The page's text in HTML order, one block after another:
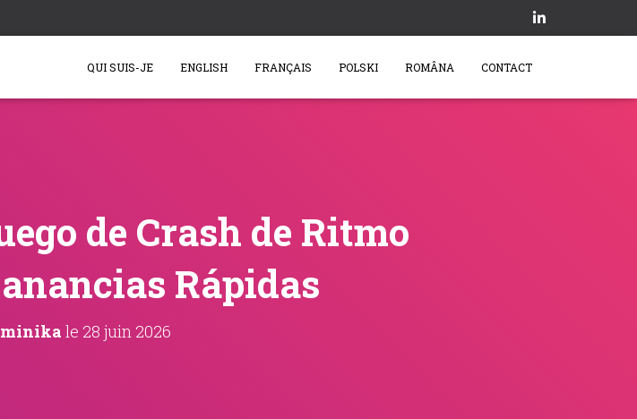
QUI SUIS-JE ENGLISH FRANÇAIS POLSKI ROMÂNA CONTACT
de Crash de Ritmo
Rápidas
le 28 juin 2026